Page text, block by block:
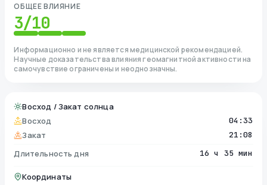
ОБЩЕЕ ВЛИЯНИЕ
3/10
Информационно и не является медицинской рекомендацией.
Научные доказательства влияния геомагнитной активности на
самочувствие ограничены и неоднозначны.
Восход / Закат солнца
Восход
04:33
Закат 21:08
Длительность дня 16 ч 35 мин
Координаты